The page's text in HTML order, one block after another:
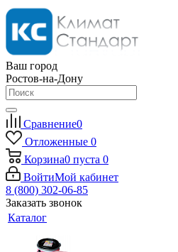
Ваш город
Ростов-на-Дону
Сравнение0
Отложенные 0
Корзина0 пуста 0
ВойтиМой кабинет
8 (800) 302-06-85
Заказать звонок
Каталог